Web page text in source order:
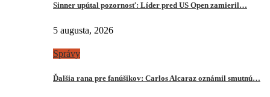
Sinner upútal pozornosť: Líder pred US Open zamieril…
5 augusta, 2026
Správy
Ďalšia rana pre fanúšikov: Carlos Alcaraz oznámil smutnú…